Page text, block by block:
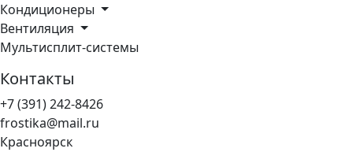
Кондиционеры
Вентиляция
Мультисплит-системы
Контакты
+7 (391) 242-8426
frostika@mail.ru
Красноярск